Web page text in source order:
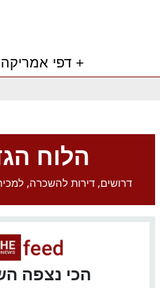
דפי אמריקה - חפש בית עסק +
הלוח
דרושים, דירות להשכרה,
הכי נצפה